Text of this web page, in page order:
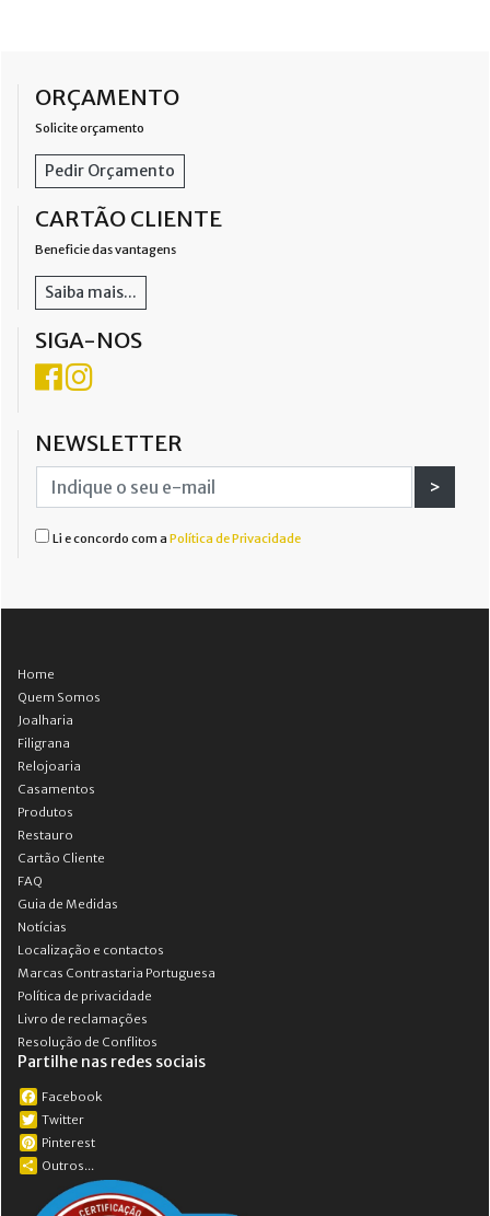
ORÇAMENTO
Solicite orçamento
Pedir Orçamento
CARTÃO CLIENTE
Beneficie das vantagens
Saiba mais...
SIGA-NOS
NEWSLETTER
>
Li e concordo com a Política de Privacidade
Home
Quem Somos
Joalharia
Filigrana
Relojoaria
Casamentos
Produtos
Restauro
Cartão Cliente
FAQ
Guia de Medidas
Notícias
Localização e contactos
Marcas Contrastaria Portuguesa
Política de privacidade
Livro de reclamações
Resolução de Conflitos
Partilhe nas redes sociais
Facebook
Twitter
Pinterest
Outros...